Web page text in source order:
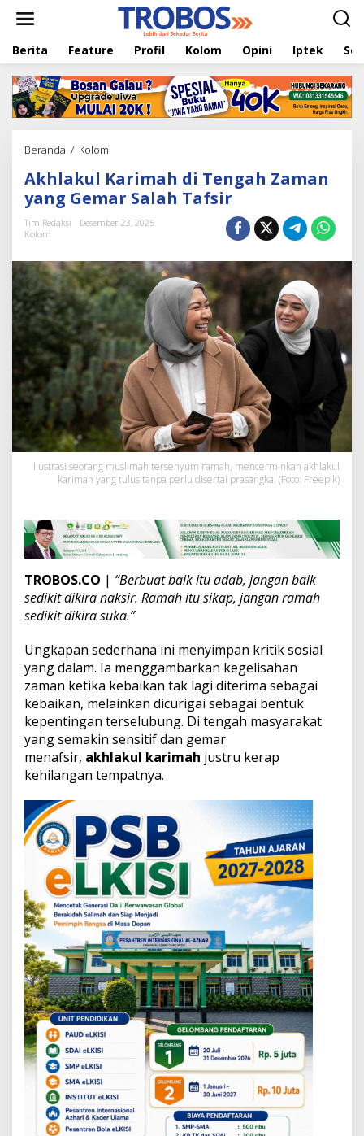
t
Berita Feature Profil Kolom Opini Iptek
Beranda / Kolom
h
l
a
k
K
a
r
m
a
d
T
n
a
h
Z
a
n
y
g
G
m
a
r
S
a
l
a
h
T
a
i
r
Akhlakul Karimah di Tengah Zaman
yang Gemar Salah Tafsir
Tim Redaksi
Desember 23, 2025
Kolom
Ilustrasi seorang muslimah tersenyum ramah, mencerminkan akhlakul
karimah yang tulus tanpa perlu disertai prasangka. (Foto: Freepik)
TROBOS.CO | “Berbuat baik itu adab, jangan baik
sedikit dikira naksir. Ramah itu sikap, jangan ramah
sedikit dikira suka.”
Ungkapan sederhana ini menyimpan kritik sosial
yang dalam. Ia menggambarkan kegelisahan
zaman ketika kebaikan tak lagi diterima sebagai
kebaikan, melainkan dicurigai sebagai bentuk
kepentingan terselubung. Di tengah masyarakat
yang semakin sensitif dan gemar
menafsir, akhlakul karimah justru kerap
kehilangan tempatnya.